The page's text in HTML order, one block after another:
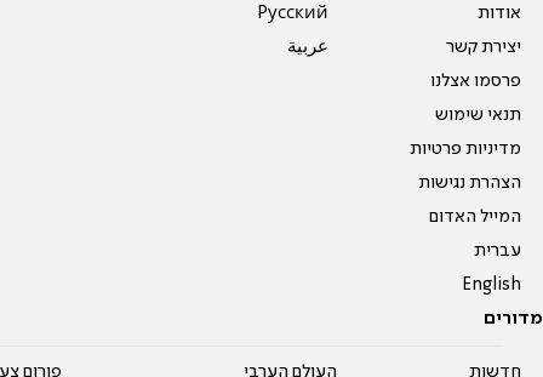
אודות
יצירת קשר
פרסמו אצלנו
תנאי שימוש
מדיניות פרטיות
הצהרת נגישות
המייל האדום
עברית
English
Pусский
عربية
מדורים
חדשות העולם הערבי פורום